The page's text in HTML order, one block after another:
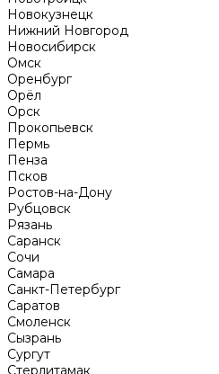
Новокузнецк
Нижний Новгород
Новосибирск
Омск
Оренбург
Орёл
Орск
Прокопьевск
Пермь
Пенза
Псков
Ростов-на-Дону
Рубцовск
Рязань
Саранск
Сочи
Самара
Санкт-Петербург
Саратов
Смоленск
Сызрань
Сургут
Стерлитамак